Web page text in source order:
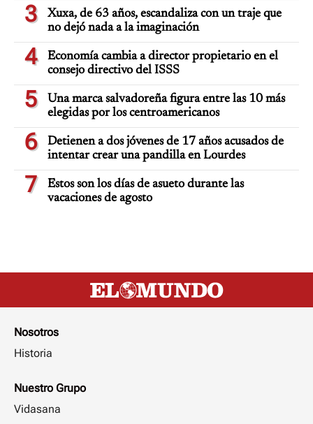
3
Xuxa, de 63 años, escandaliza con un traje que
no dejó nada a la imaginación
4
Economía cambia a director propietario en el
consejo directivo del ISSS
5
Una marca salvadoreña figura entre las 10 más
elegidas por los centroamericanos
6
Detienen a dos jóvenes de 17 años acusados de
intentar crear una pandilla en Lourdes
7
Estos son los días de asueto durante las
vacaciones de agosto
Nosotros
Historia
Nuestro Grupo
Vidasana